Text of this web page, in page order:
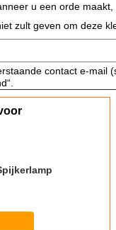
u een orde
zult geven om deze
contact e-mail